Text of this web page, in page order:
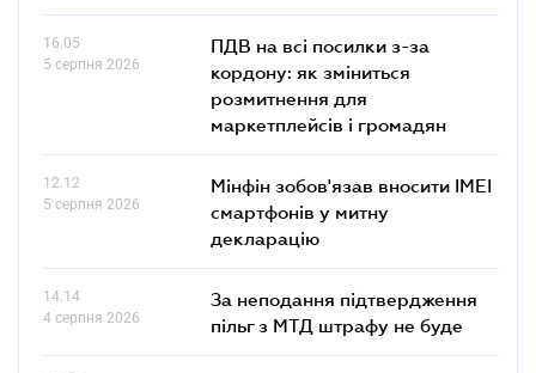
16.05
5 серпня 2026
ПДВ на всі посилки з-за
кордону: як зміниться
розмитнення для
маркетплейсів і громадян
12.12
5 серпня 2026
Мінфін зобов'язав вносити IMEI
смартфонів у митну
декларацію
14.14
4 серпня 2026
За неподання підтвердження
пільг з МТД штрафу не буде